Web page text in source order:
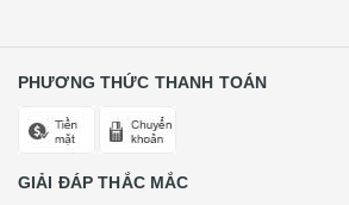
PHƯƠNG THỨC THANH TOÁN
GIẢI ĐÁP THẮC MẮC